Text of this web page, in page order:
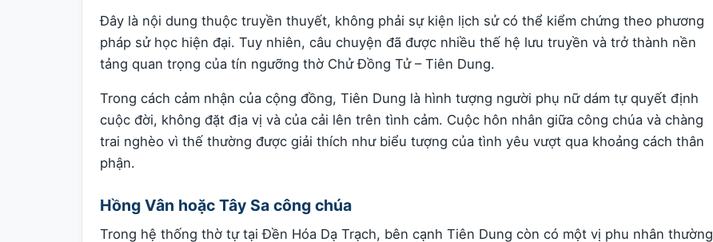
Đây là nội dung thuộc truyền thuyết, không phải sự kiện lịch sử có thể kiểm chứng theo phương
pháp sử học hiện đại. Tuy nhiên, câu chuyện đã được nhiều thế hệ lưu truyền và trở thành nền
tảng quan trọng của tín ngưỡng thờ Chử Đồng Tử – Tiên Dung.
Trong cách cảm nhận của cộng đồng, Tiên Dung là hình tượng người phụ nữ dám tự quyết định
cuộc đời, không đặt địa vị và của cải lên trên tình cảm. Cuộc hôn nhân giữa công chúa và chàng
trai nghèo vì thế thường được giải thích như biểu tượng của tình yêu vượt qua khoảng cách thân
phận.
Hồng Vân hoặc Tây Sa công chúa
Trong hệ thống thờ tự tại Đền Hóa Dạ Trạch, bên cạnh Tiên Dung còn có một vị phu nhân thường